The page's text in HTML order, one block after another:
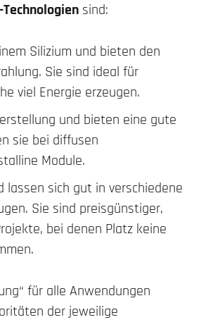
Technologien sind:
Silizium und bieten den
Sie sind ideal für
viel Energie erzeugen.
und bieten eine gute
sie bei diffusen
Module.
lassen sich gut in verschiedene
Sie sind preisgünstiger,
bei denen Platz keine
für alle Anwendungen
der jeweilige